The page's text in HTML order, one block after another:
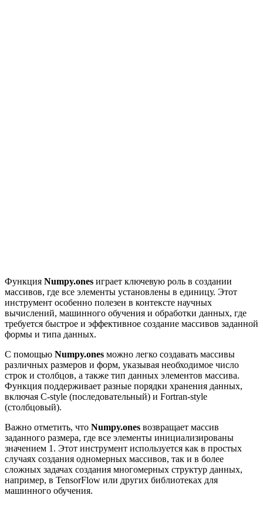
Функция Numpy.ones играет ключевую роль в создании
массивов, где все элементы установлены в единицу. Этот
инструмент особенно полезен в контексте научных
вычислений, машинного обучения и обработки данных, где
требуется быстрое и эффективное создание массивов заданной
формы и типа данных.
С помощью Numpy.ones можно легко создавать массивы
различных размеров и форм, указывая необходимое число
строк и столбцов, а также тип данных элементов массива.
Функция поддерживает разные порядки хранения данных,
включая C-style (последовательный) и Fortran-style
(столбцовый).
Важно отметить, что Numpy.ones возвращает массив
заданного размера, где все элементы инициализированы
значением 1. Этот инструмент используется как в простых
случаях создания одномерных массивов, так и в более
сложных задачах создания многомерных структур данных,
например, в TensorFlow или других библиотеках для
машинного обучения.